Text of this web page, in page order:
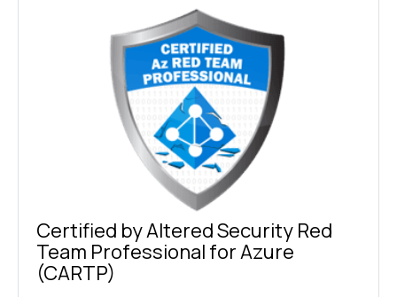
Certified by Altered Security Red
Team Professional for Azure
(CARTP)